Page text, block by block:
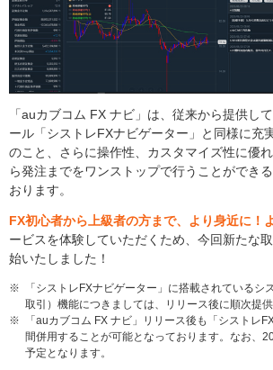
「auカブコム FX ナビ」は、従来から提供し
ール「シストレFXナビゲーター」と同様に充
のこと、さらに操作性、カスタマイズ性に優
ら発注までをワンストップで行うことができ
おります。
FX初心者から上級者の方まで、より身近に！
ービスを体験していただくため、今回新たな
始いたしました！
※
「シストレFXナビゲーター」に搭載されているシ
取引）機能につきましては、リリース後に順次提
※
「auカブコム FX ナビ」リリース後も「シストレ
間併用することが可能となっております。なお、
予定となります。